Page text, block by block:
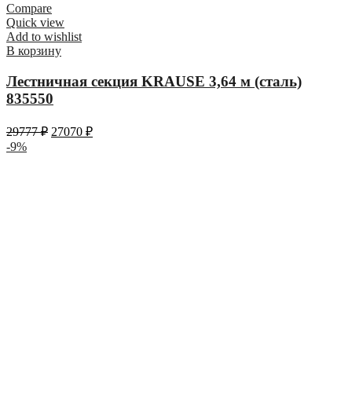
Compare
Quick view
Add to wishlist
В корзину
Лестничная секция KRAUSE 3,64 м (сталь)
835550
29777₽ 27070 ₽
-9%